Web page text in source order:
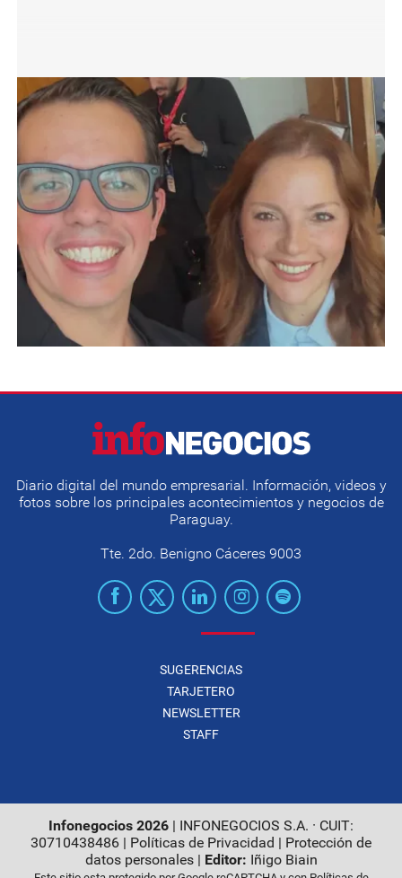
Diario digital del mundo empresarial. Información, videos y
fotos sobre los principales acontecimientos y negocios de
Paraguay.
Tte. 2do. Benigno Cáceres 9003
SUGERENCIAS
TARJETERO
NEWSLETTER
STAFF
Infonegocios 2026 | INFONEGOCIOS S.A. · CUIT:
30710438486 | Políticas de Privacidad | Protección de
datos personales| Editor: Iñigo Biain